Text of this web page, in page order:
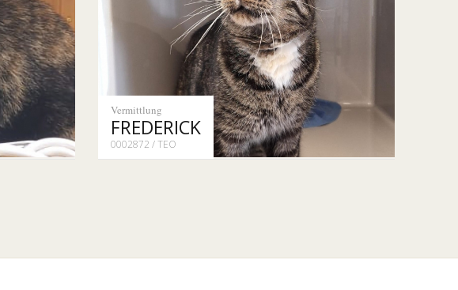
Vermittlung
FREDERICK
0002872 / TEO